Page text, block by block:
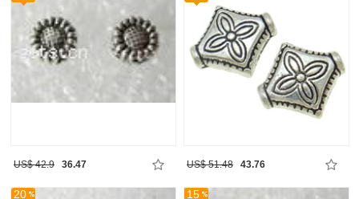
US$ 42.9 36.47 US$ 51.48 43.76
20 15